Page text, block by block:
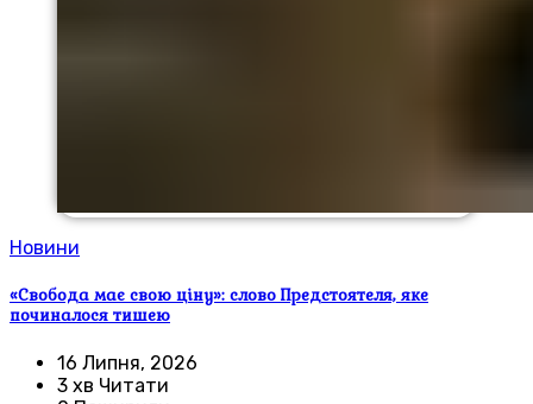
Новини
«Свобода має свою ціну»: слово Предстоятеля, яке
починалося тишею
16 Липня, 2026
3 хв Читати